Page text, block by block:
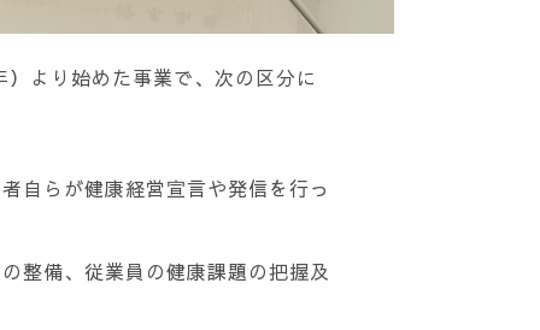
より始めた事業で、次の区分に
自らが健康経営宣言や発信を行っ
整備、従業員の健康課題の把握及